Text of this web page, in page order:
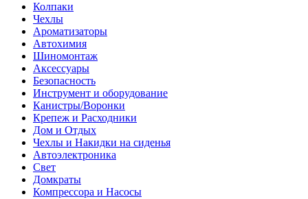
Колпаки
Чехлы
Ароматизаторы
Автохимия
Шиномонтаж
Аксессуары
Безопасность
Инструмент и оборудование
Канистры/Воронки
Крепеж и Расходники
Дом и Отдых
Чехлы и Накидки на сиденья
Автоэлектроника
Свет
Домкраты
Компрессора и Насосы